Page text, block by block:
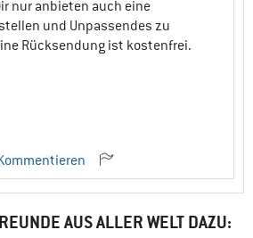
nur anbieten auch eine
und Unpassendes zu
Rücksendung ist kostenfrei.
AUS ALLER WELT DAZU: